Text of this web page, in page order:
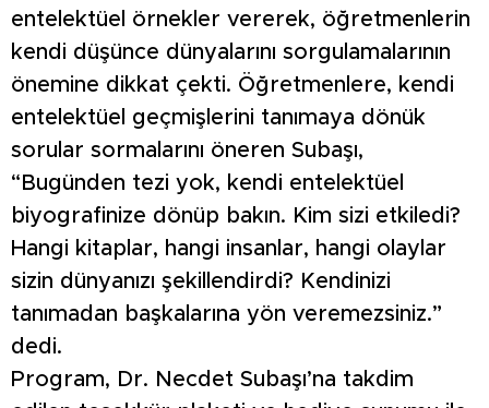
entelektüel örnekler vererek, öğretmenlerin
kendi düşünce dünyalarını sorgulamalarının
önemine dikkat çekti. Öğretmenlere, kendi
entelektüel geçmişlerini tanımaya dönük
sorular sormalarını öneren Subaşı,
“Bugünden tezi yok, kendi entelektüel
biyografinize dönüp bakın. Kim sizi etkiledi?
Hangi kitaplar, hangi insanlar, hangi olaylar
sizin dünyanızı şekillendirdi? Kendinizi
tanımadan başkalarına yön veremezsiniz.”
dedi.
Program, Dr. Necdet Subaşı’na takdim